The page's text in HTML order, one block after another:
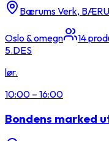
Bærums Verk,
Oslo & omegn 14
5.DES
lør.
10:00 – 16:00
Bondens marked